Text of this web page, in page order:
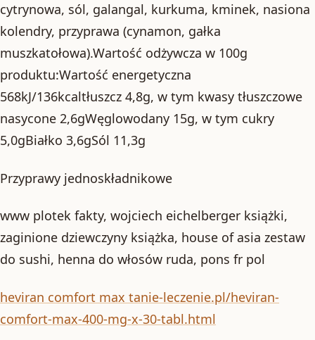
cytrynowa, sól, galangal, kurkuma, kminek, nasiona
kolendry, przyprawa (cynamon, gałka
muszkatołowa).Wartość odżywcza w 100g
produktu:Wartość energetyczna
568kJ/136kcaltłuszcz 4,8g, w tym kwasy tłuszczowe
nasycone 2,6gWęglowodany 15g, w tym cukry
5,0gBiałko 3,6gSól 11,3g
Przyprawy jednoskładnikowe
www plotek fakty, wojciech eichelberger książki,
zaginione dziewczyny książka, house of asia zestaw
do sushi, henna do włosów ruda, pons fr pol
heviran comfort max tanie-leczenie.pl/heviran-
comfort-max-400-mg-x-30-tabl.html